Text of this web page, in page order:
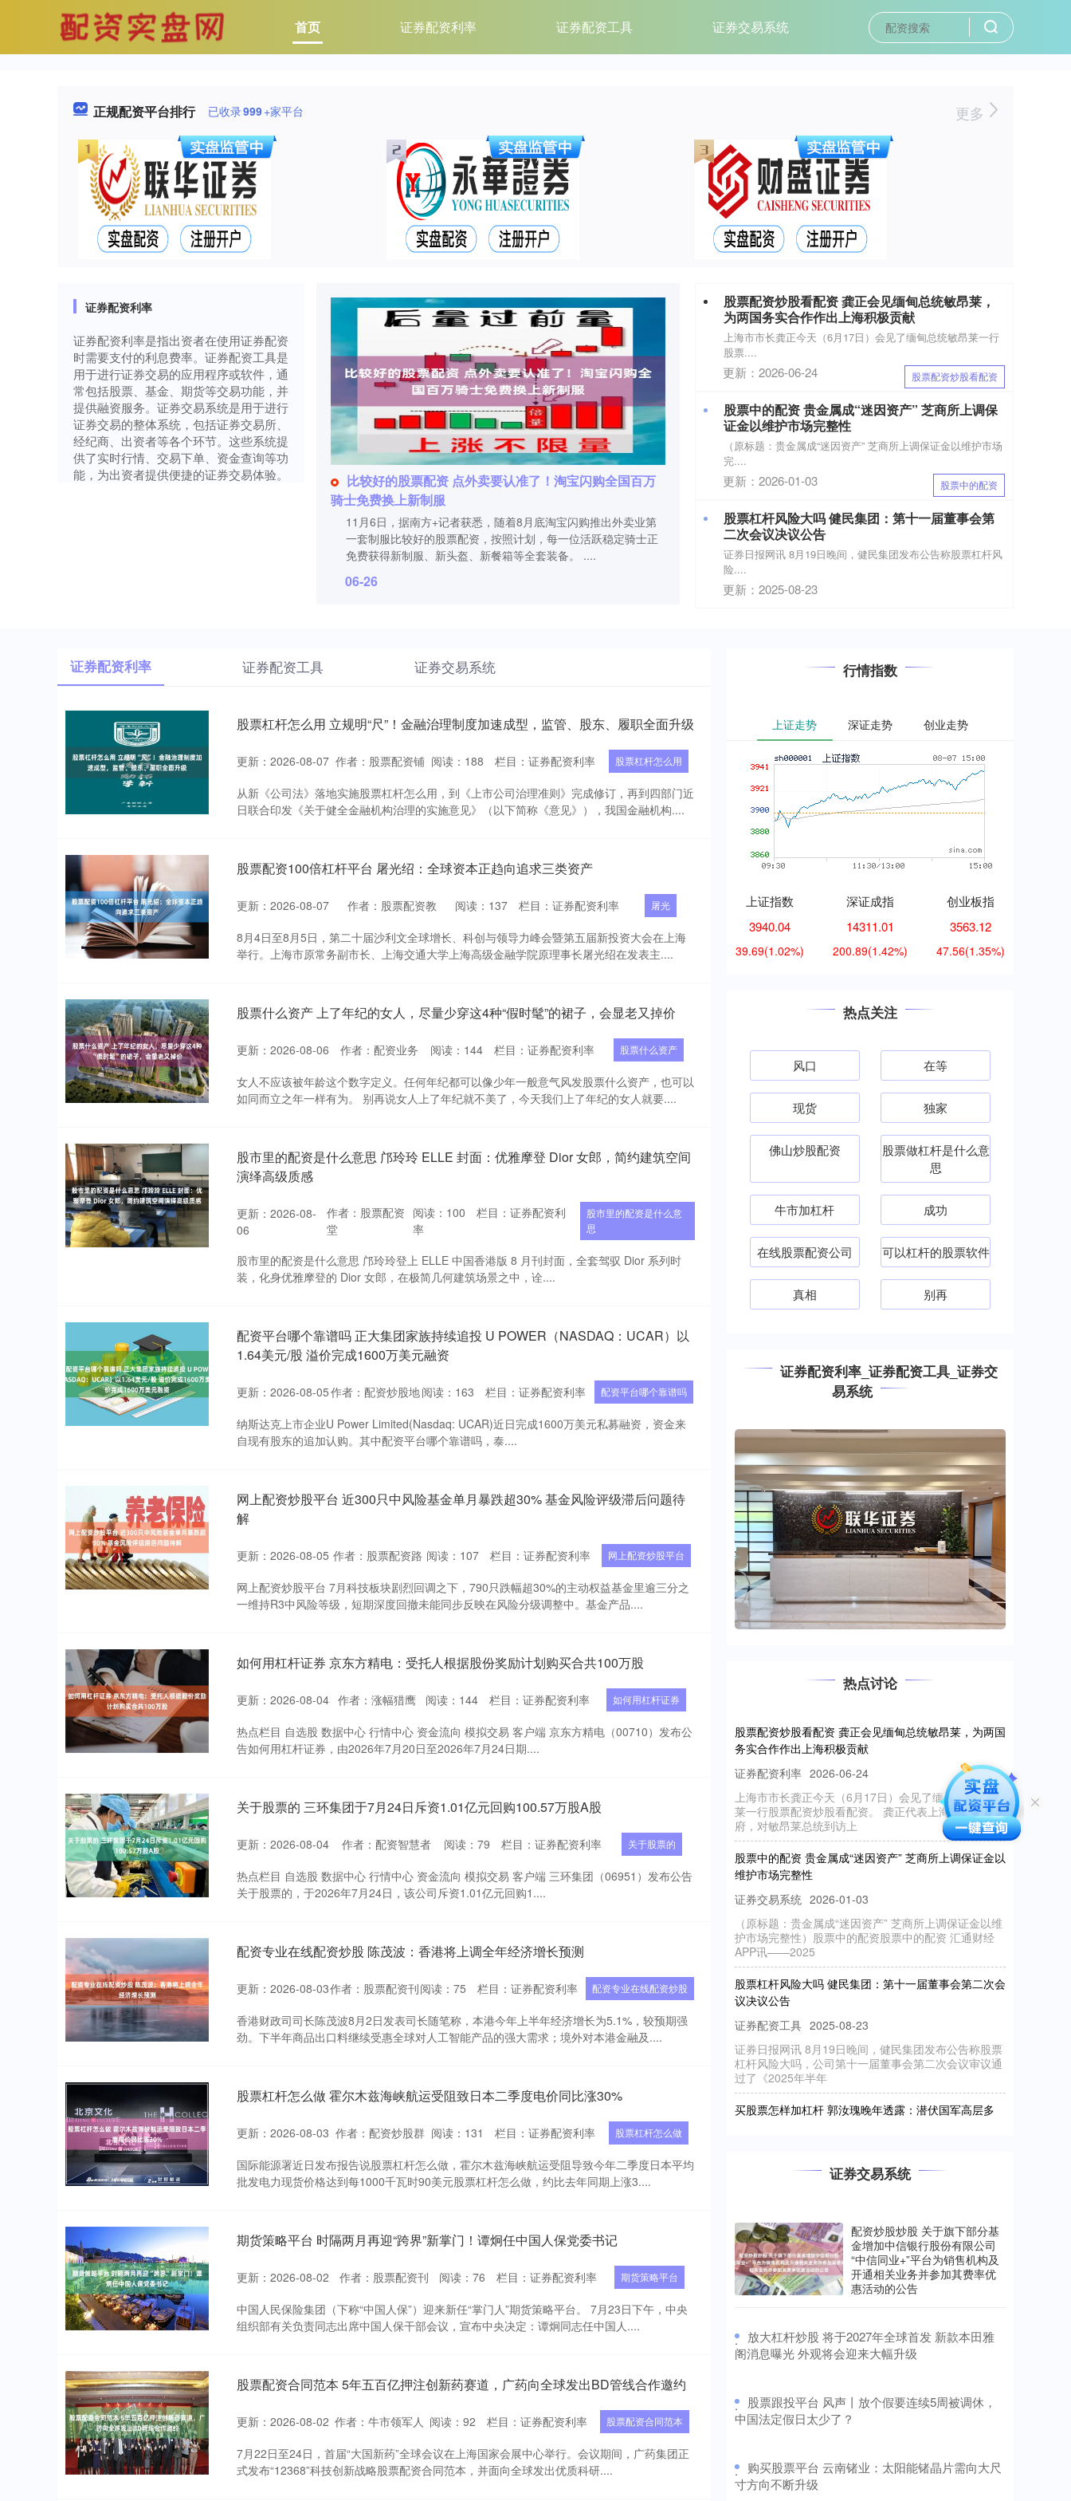
首页 证券配资利率 证券配资工具 证券交易系统
正规配资平台排行 已收录999+家平台 更多
证券配资利率
证券配资利率是指出资者在使用证券配资
时需要支付的利息费率。证券配资工具是
用于进行证券交易的应用程序或软件，通
常包括股票、基金、期货等交易功能，并
提供融资服务。证券交易系统是用于进行
证券交易的整体系统，包括证券交易所、
经纪商、出资者等各个环节。这些系统提
供了实时行情、交易下单、资金查询等功
能，为出资者提供便捷的证券交易体验。
比较好的股票配资 点外卖要认准了！淘宝闪购全国百万
骑士免费换上新制服
11月6日，据南方+记者获悉，随着8月底淘宝闪购推出外卖业第
一套制服比较好的股票配资，按照计划，每一位活跃稳定骑士正
免费获得新制服、新头盔、新餐箱等全套装备。 ....
06-26
股票配资炒股看配资 龚正会见缅甸总统敏昂莱，
为两国务实合作作出上海积极贡献
上海市市长龚正今天（6月17日）会见了缅甸总统敏昂莱一行
股票....
更新：2026-06-24 股票配资炒股看配资
股票中的配资 贵金属成“迷因资产” 芝商所上调保
证金以维护市场完整性
（原标题：贵金属成“迷因资产” 芝商所上调保证金以维护市场
完....
更新：2026-01-03 股票中的配资
股票杠杆风险大吗 健民集团：第十一届董事会第
二次会议决议公告
证券日报网讯 8月19日晚间，健民集团发布公告称股票杠杆风
险....
更新：2025-08-23
证券配资利率 证券配资工具 证券交易系统
股票杠杆怎么用 立规明“尺”！金融治理制度加速成型，监管、股东、履职全面升级
更新：2026-08-07 作者：股票配资铺 阅读： 188 栏目： 证券配资利率 股票杠杆怎么用
从新《公司法》落地实施股票杠杆怎么用，到《上市公司治理准则》完成修订，再到四部门近
日联合印发《关于健全金融机构治理的实施意见》（以下简称《意见》），我国金融机构....
股票配资100倍杠杆平台 屠光绍：全球资本正趋向追求三类资产
更新：2026-08-07 作者：股票配资教 阅读： 137 栏目： 证券配资利率 屠光
8月4日至8月5日，第二十届沙利文全球增长、科创与领导力峰会暨第五届新投资大会在上海
举行。上海市原常务副市长、上海交通大学上海高级金融学院原理事长屠光绍在发表主....
股票什么资产 上了年纪的女人，尽量少穿这4种“假时髦”的裙子，会显老又掉价
更新：2026-08-06 作者：配资业务 阅读： 144 栏目： 证券配资利率 股票什么资产
女人不应该被年龄这个数字定义。任何年纪都可以像少年一般意气风发股票什么资产，也可以
如同而立之年一样有为。 别再说女人上了年纪就不美了，今天我们上了年纪的女人就要....
股市里的配资是什么意思 邝玲玲 ELLE 封面：优雅摩登 Dior 女郎，简约建筑空间
演绎高级质感
更新：2026-08-
06
作者：股票配资
堂
阅读： 100 栏目：证券配资利
率
股市里的配资是什么意
思
股市里的配资是什么意思 邝玲玲登上 ELLE 中国香港版 8 月刊封面，全套驾驭 Dior 系列时
装，化身优雅摩登的 Dior 女郎，在极简几何建筑场景之中，诠....
配资平台哪个靠谱吗 正大集团家族持续追投 U POWER（NASDAQ：UCAR）以
1.64美元/股 溢价完成1600万美元融资
更新：2026-08-05作者：配资炒股地阅读： 163 栏目： 证券配资利率 配资平台哪个靠谱吗
纳斯达克上市企业U Power Limited(Nasdaq: UCAR)近日完成1600万美元私募融资，资金来
自现有股东的追加认购。其中配资平台哪个靠谱吗，泰....
网上配资炒股平台 近300只中风险基金单月暴跌超30% 基金风险评级滞后问题待
解
更新：2026-08-05 作者：股票配资路 阅读： 107 栏目： 证券配资利率 网上配资炒股平台
网上配资炒股平台 7月科技板块剧烈回调之下，790只跌幅超30%的主动权益基金里逾三分之
一维持R3中风险等级，短期深度回撤未能同步反映在风险分级调整中。基金产品....
如何用杠杆证券 京东方精电：受托人根据股份奖励计划购买合共100万股
更新：2026-08-04 作者：涨幅猎鹰 阅读： 144 栏目： 证券配资利率 如何用杠杆证券
热点栏目 自选股 数据中心 行情中心 资金流向 模拟交易 客户端 京东方精电（00710）发布公
告如何用杠杆证券，由2026年7月20日至2026年7月24日期....
关于股票的 三环集团于7月24日斥资1.01亿元回购100.57万股A股
更新：2026-08-04 作者：配资智慧者 阅读： 79 栏目： 证券配资利率 关于股票的
热点栏目 自选股 数据中心 行情中心 资金流向 模拟交易 客户端 三环集团（06951）发布公告
关于股票的，于2026年7月24日，该公司斥资1.01亿元回购1....
配资专业在线配资炒股 陈茂波：香港将上调全年经济增长预测
更新：2026-08-03作者：股票配资刊阅读： 75 栏目： 证券配资利率 配资专业在线配资炒股
香港财政司司长陈茂波8月2日发表司长随笔称，本港今年上半年经济增长为5.1%，较预期强
劲。下半年商品出口料继续受惠全球对人工智能产品的强大需求；境外对本港金融及....
股票杠杆怎么做 霍尔木兹海峡航运受阻致日本二季度电价同比涨30%
更新：2026-08-03 作者：配资炒股群 阅读： 131 栏目： 证券配资利率 股票杠杆怎么做
国际能源署近日发布报告说股票杠杆怎么做，霍尔木兹海峡航运受阻导致今年二季度日本平均
批发电力现货价格达到每1000千瓦时90美元股票杠杆怎么做，约比去年同期上涨3....
期货策略平台 时隔两月再迎“跨界”新掌门！谭炯任中国人保党委书记
更新：2026-08-02 作者：股票配资刊 阅读： 76 栏目： 证券配资利率 期货策略平台
中国人民保险集团（下称“中国人保”）迎来新任“掌门人”期货策略平台。 7月23日下午，中央
组织部有关负责同志出席中国人保干部会议，宣布中央决定：谭炯同志任中国人....
股票配资合同范本 5年五百亿押注创新药赛道，广药向全球发出BD管线合作邀约
更新：2026-08-02 作者：牛市领军人 阅读： 92 栏目： 证券配资利率 股票配资合同范本
7月22日至24日，首届“大国新药”全球会议在上海国家会展中心举行。会议期间，广药集团正
式发布“12368”科技创新战略股票配资合同范本，并面向全球发出优质科研....
行情指数
上证走势 深证走势 创业走势
上证指数
3940.04
39.69(1.02%)
深证成指
14311.01
200.89(1.42%)
创业板指
3563.12
47.56(1.35%)
热点关注
风口 在等
现货 独家
佛山炒股配资
股票做杠杆是什么意
思
牛市加杠杆 成功
在线股票配资公司 可以杠杆的股票软件
真相 别再
证券配资利率_证券配资工具_证券交
易系统
热点讨论
务实合作作出上海积极贡献
证券配资利率 2026-06-24
上海市市长龚正今天（6月17日）会见了缅甸总统敏昂
莱一行股票配资炒股看配资。 龚正代表上海市人民政
府，对敏昂莱总统到访上
股票中的配资 贵金属成“迷因资产” 芝商所上调保证金以
维护市场完整性
证券交易系统 2026-01-03
（原标题：贵金属成“迷因资产” 芝商所上调保证金以维
护市场完整性）股票中的配资股票中的配资 汇通财经
APP讯——2025
股票杠杆风险大吗 健民集团：第十一届董事会第二次会
议决议公告
证券配资工具
证券日报网讯 8月19日晚间，健民集团发布公告称股票
杠杆风险大吗，公司第十一届董事会第二次会议审议通
过了《2025年半年
买股票怎样加杠杆 郭汝瑰晚年透露：潜伏国军高层多
年，真正佩服的国军将领只有两人
票怎样加杠杆，手里攥着报纸，面色铁青，手微微发
比较好的股票配资 点外卖要认准了！淘宝闪购全国百万
骑士免费换上新制服
证券配资工具 2026-06-26
11月6日，据南方+记者获悉，随着8月底淘宝闪购推出
外卖业第一套制服比较好的股票配资，按照计划，每一
证券交易系统
配资炒股炒股 关于旗下部分基
金增加中信银行股份有限公司
“中信同业+”平台为销售机构及
开通相关业务并参加其费率优
惠活动的公告
·
​放大杠杆炒股 将于2027年全球首发 新款本田雅
阁消息曝光 外观将会迎来大幅升级
·
​股票跟投平台 风声丨放个假要连续5周被调休，
中国法定假日太少了？
·
​购买股票平台 云南锗业：太阳能锗晶片需向大尺
寸方向不断升级